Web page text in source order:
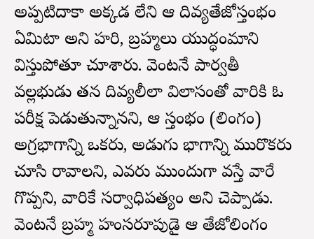
అప్పటిదాకా అక్కడ లేని ఆ దివ్యతేజోస్తంభం
ఏమిటా అని హరి, బ్రహ్మలు యుద్ధంమాని
విస్తుపోతూ చూశారు. వెంటనే పార్వతీ
వల్లభుడు తన దివ్యలీలా విలాసంతో వారికి ఓ
పరీక్ష పెడుతున్నానని, ఆ స్తంభం (లింగం)
అగ్రభాగాన్ని ఒకరు, అడుగు భాగాన్ని మురొకరు
చూసి రావాలని, ఎవరు ముందుగా వస్తే వారే
గొప్పని, వారికే సర్వాధిపత్యం అని చెప్పాడు.
వెంటనే బ్రహ్మ హంసరూపుడై ఆ తేజోలింగం